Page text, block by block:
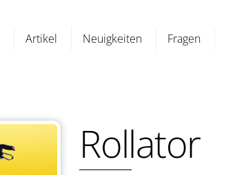
Artikel Neuigkeiten Fragen
Rollator